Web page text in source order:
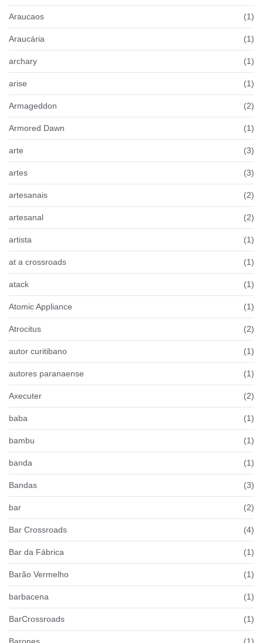
Araucaos (1)
Araucária (1)
archary (1)
arise (1)
Armageddon (2)
Armored Dawn (1)
arte (3)
artes (3)
artesanais (2)
artesanal (2)
artista (1)
at a crossroads (1)
atack (1)
Atomic Appliance (1)
Atrocitus (2)
autor curitibano (1)
autores paranaense (1)
Axecuter (2)
baba (1)
bambu (1)
banda (1)
Bandas (3)
bar (2)
Bar Crossroads (4)
Bar da Fábrica (1)
Barão Vermelho (1)
barbacena (1)
BarCrossroads (1)